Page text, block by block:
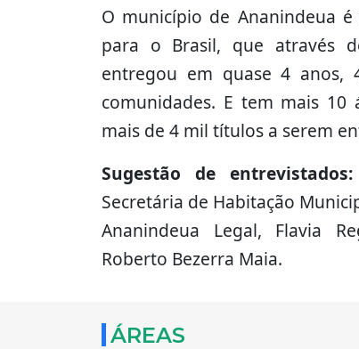
O município de Ananindeua
para o Brasil, que através
entregou em quase 4 anos,
comunidades. E tem mais
mais de 4 mil títulos a serem
Sugestão de entrevistados:
Secretária de Habitação
Ananindeua Legal, Flavia
Roberto Bezerra Maia.
ÁREAS